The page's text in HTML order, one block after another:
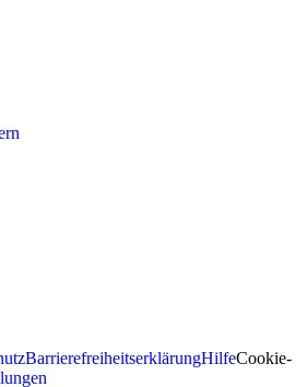
BarrierefreiheitserklärungHilfeCookie-